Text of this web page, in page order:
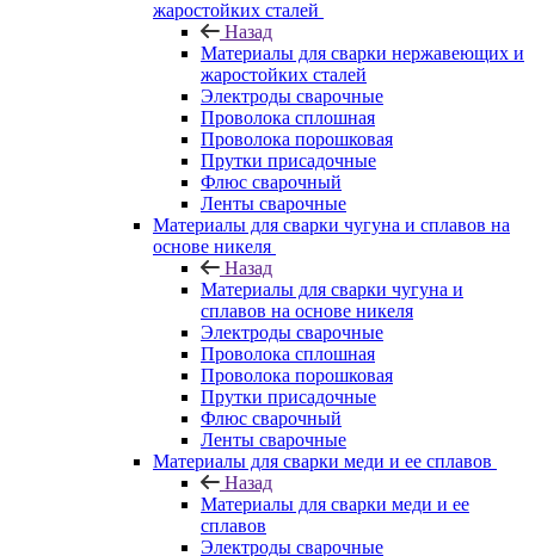
жаростойких сталей
Назад
Материалы для сварки нержавеющих и
жаростойких сталей
Электроды сварочные
Проволока сплошная
Проволока порошковая
Прутки присадочные
Флюс сварочный
Ленты сварочные
Материалы для сварки чугуна и сплавов на
основе никеля
Назад
Материалы для сварки чугуна и
сплавов на основе никеля
Электроды сварочные
Проволока сплошная
Проволока порошковая
Прутки присадочные
Флюс сварочный
Ленты сварочные
Материалы для сварки меди и ее сплавов
Назад
Материалы для сварки меди и ее
сплавов
Электроды сварочные